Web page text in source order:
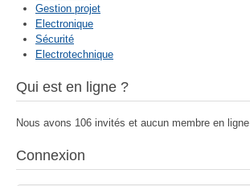
Gestion projet
Electronique
Sécurité
Electrotechnique
Qui est en ligne ?
Nous avons 106 invités et aucun membre en ligne
Connexion